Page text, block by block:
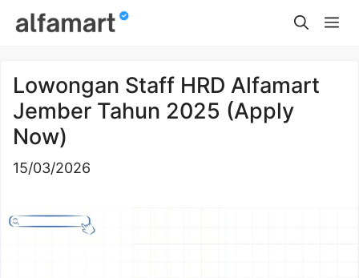
Lowongan Staff HRD Alfamart
Jember Tahun 2025 (Apply
Now)
15/03/2026